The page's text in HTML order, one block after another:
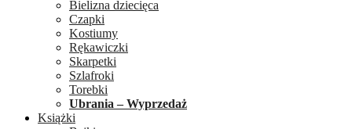
Bielizna dziecięca
Czapki
Kostiumy
Rękawiczki
Skarpetki
Szlafroki
Torebki
Ubrania – Wyprzedaż
Książki